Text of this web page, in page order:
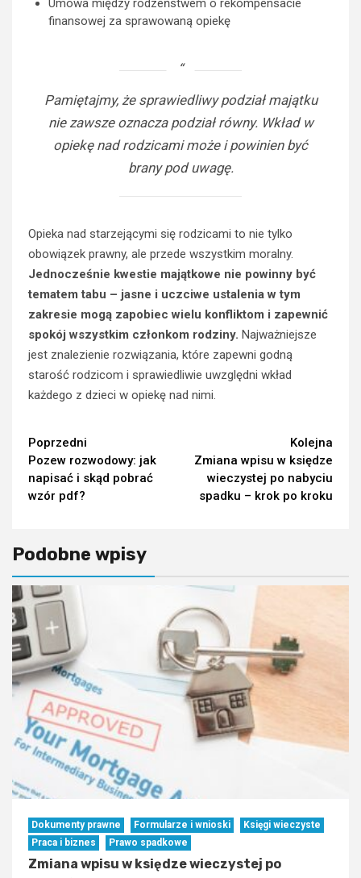
Umowa między rodzeństwem o rekompensacie
finansowej za sprawowaną opiekę
Pamiętajmy, że sprawiedliwy podział majątku
nie zawsze oznacza podział równy. Wkład w
opiekę nad rodzicami może i powinien być
brany pod uwagę.
Opieka nad starzejącymi się rodzicami to nie tylko
obowiązek prawny, ale przede wszystkim moralny.
Jednocześnie kwestie majątkowe nie powinny być
tematem tabu – jasne i uczciwe ustalenia w tym
zakresie mogą zapobiec wielu konfliktom i zapewnić
spokój wszystkim członkom rodziny. Najważniejsze
jest znalezienie rozwiązania, które zapewni godną
starość rodzicom i sprawiedliwie uwzględni wkład
każdego z dzieci w opiekę nad nimi.
Continue
Reading
Poprzedni
Pozew rozwodowy: jak
napisać i skąd pobrać
wzór pdf?
Kolejna
Zmiana wpisu w księdze
wieczystej po nabyciu
spadku – krok po kroku
Podobne wpisy
Dokumenty prawne Formularze i wnioski
Księgi wieczyste
Praca i biznes
Prawo spadkowe
Zmiana wpisu w księdze wieczystej po